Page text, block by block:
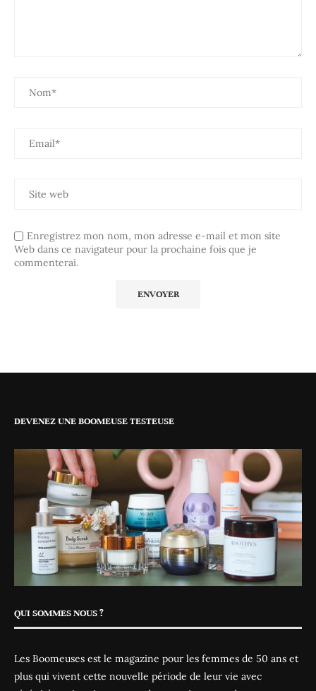
Enregistrez mon nom, mon adresse e-mail et mon site
Web dans ce navigateur pour la prochaine fois que je
commenterai.
DEVENEZ UNE BOOMEUSE TESTEUSE
QUI SOMMES NOUS ?
Les Boomeuses est le magazine pour les femmes de 50 ans et
plus qui vivent cette nouvelle période de leur vie avec